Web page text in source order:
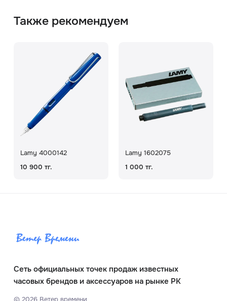
Также рекомендуем
Lamy 4000142
10 900 тг.
Lamy 1602075
1 000 тг.
Сеть официальных точек продаж известных
часовых брендов и аксессуаров на рынке РК